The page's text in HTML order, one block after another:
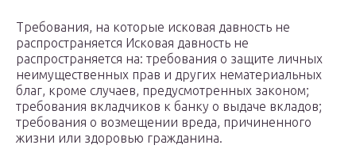
Требования, на которые исковая давность не
распространяется Исковая давность не
распространяется на: требования о защите личных
неимущественных прав и других нематериальных
благ, кроме случаев, предусмотренных законом;
требования вкладчиков к банку о выдаче вкладов;
требования о возмещении вреда, причиненного
жизни или здоровью гражданина.